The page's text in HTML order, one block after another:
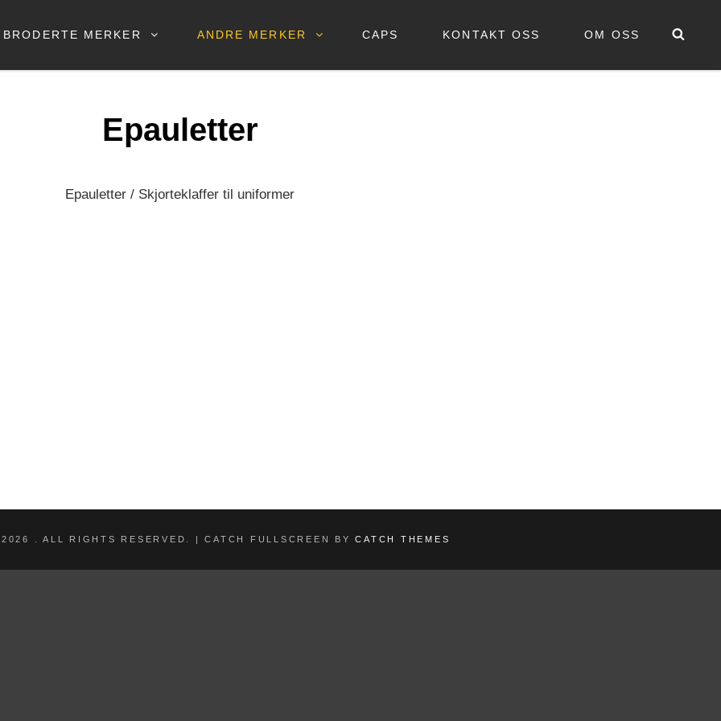
BRODERTE MERKER ANDRE MERKER CAPS KONTAKT OSS OM OSS
Epauletter
Epauletter / Skjorteklaffer til uniformer
. ALL RIGHTS RESERVED. | CATCH FULLSCREEN BYCATCH THEMES